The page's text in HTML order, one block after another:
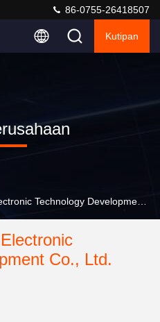
86-0755-26418507
Kutipan
Co., Ltd.